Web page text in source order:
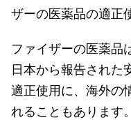
ザーの医薬品の適正
ファイザーの医薬品
日本から報告された
適正使用に、海外の
れることもあります